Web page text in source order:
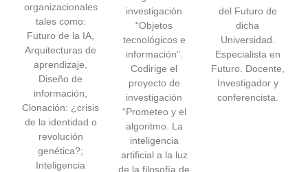
organizacionales
tales como:
Futuro de la IA,
Arquitecturas de
aprendizaje,
Diseño de
información,
Clonación: ¿crisis
de la identidad o
revolución
genética?;
Inteligencia
investigación
“Objetos
tecnológicos e
información”.
Codirige el
proyecto de
investigación
“Prometeo y el
algoritmo. La
inteligencia
artificial a la luz
de la filosofía de
del Futuro de
dicha
Universidad.
Especialista en
Futuro. Docente,
Investigador y
conferencista.